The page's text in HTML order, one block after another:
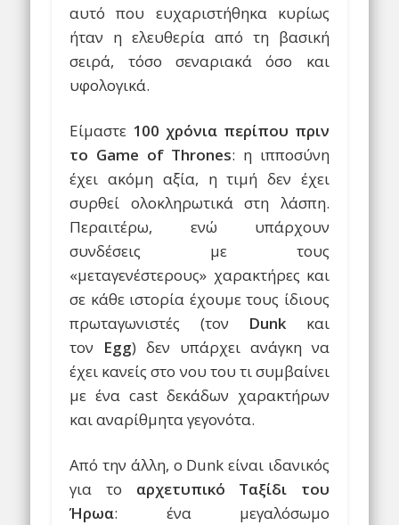
αυτό που ευχαριστήθηκα κυρίως
ήταν η ελευθερία από τη βασική
σειρά, τόσο σεναριακά όσο και
υφολογικά.
Είμαστε 100 χρόνια περίπου πριν
το Game of Thrones: η ιπποσύνη
έχει ακόμη αξία, η τιμή δεν έχει
συρθεί ολοκληρωτικά στη λάσπη.
Περαιτέρω, ενώ υπάρχουν
συνδέσεις με τους
«μεταγενέστερους» χαρακτήρες και
σε κάθε ιστορία έχουμε τους ίδιους
πρωταγωνιστές (τον Dunk και
τον Egg) δεν υπάρχει ανάγκη να
έχει κανείς στο νου του τι συμβαίνει
με ένα cast δεκάδων χαρακτήρων
και αναρίθμητα γεγονότα.
Από την άλλη, ο Dunk είναι ιδανικός
για το αρχετυπικό Ταξίδι του
Ήρωα: ένα μεγαλόσωμο